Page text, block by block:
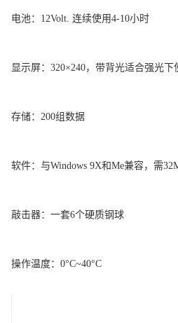
电池：12Volt. 连续使用4-10小时
显示屏：320×240，带背光适合强光下
存储：200组数据
软件：与Windows 9X和Me兼容，需
敲击器：一套6个硬质钢球
操作温度：0°C~40°C